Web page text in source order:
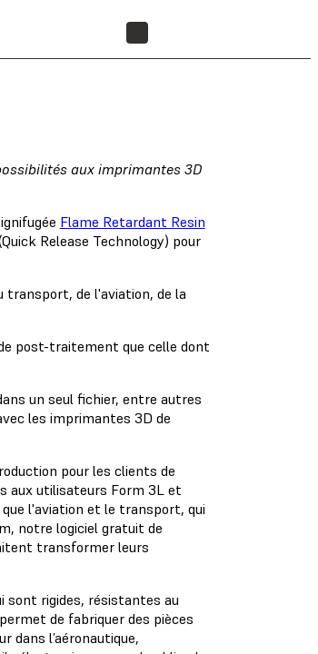
aux imprimantes 3D
Flame Retardant Resin
Release Technology) pour
transport, de l'aviation, de la
post-traitement que celle dont
un seul fichier, entre autres
les imprimantes 3D de
pour les clients de
aux utilisateurs Form 3L et
l'aviation et le transport, qui
notre logiciel gratuit de
transformer leurs
sont rigides, résistantes au
de fabriquer des pièces
dans l’aéronautique,